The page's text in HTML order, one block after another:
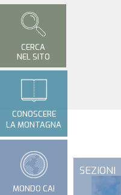
SEZIONI
CERCA
NEL SITO
CONOSCERE
LA MONTAGNA
MONDO CAI